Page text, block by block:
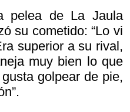
pelea de La Jaula
su cometido: “Lo vi
superior a su rival,
muy bien lo que
golpear de pie,